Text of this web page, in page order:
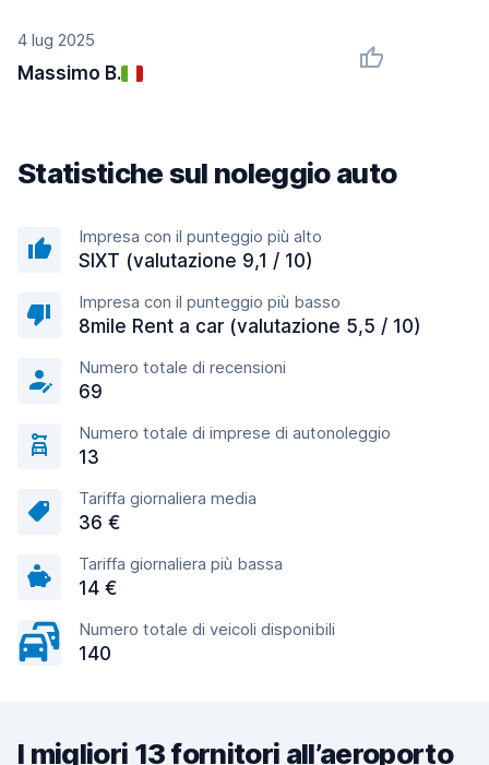
4 lug 2025
Massimo B.
Statistiche sul noleggio auto
Impresa con il punteggio più alto
SIXT (valutazione 9,1 / 10)
Impresa con il punteggio più basso
8mile Rent a car (valutazione 5,5 / 10)
Numero totale di recensioni
69
Numero totale di imprese di autonoleggio
13
Tariffa giornaliera media
36 €
Tariffa giornaliera più bassa
14 €
Numero totale di veicoli disponibili
140
I migliori 13 fornitori all’aeroporto